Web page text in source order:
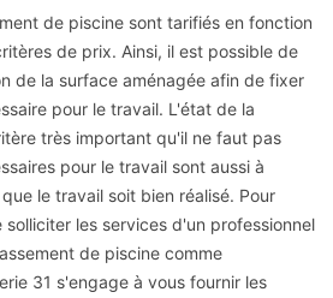
de piscine sont tarifiés en fonction
de prix. Ainsi, il est possible de
de la surface aménagée afin de fixer
pour le travail. L'état de la
très important qu'il ne faut pas
pour le travail sont aussi à
le travail soit bien réalisé. Pour
les services d'un professionnel
de piscine comme
31 s'engage à vous fournir les